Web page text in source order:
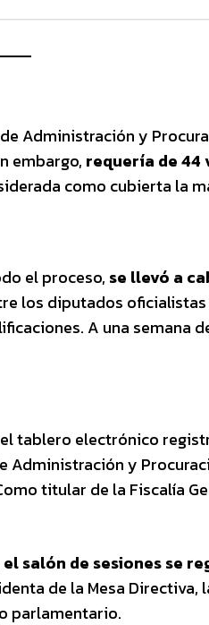
Administración y
embargo, requería de
como cubierta la
el proceso, se llevó a
los diputados
A una semana
tablero electrónico
Administración y
titular de la Fiscalía
el salón de sesiones se
de la Mesa Directiva,
parlamentario.